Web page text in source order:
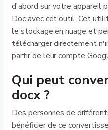
d'abord sur votre appareil
Doc avec cet outil. Cet
le stockage en nuage et
télécharger directement
partir de leur compte
Qui peut
docx ?
Des personnes de
bénéficier de ce